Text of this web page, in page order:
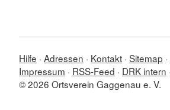
Hilfe Adressen Kontakt Sitemap
Impressum
RSS-Feed
DRK intern
© 2026 Ortsverein Gaggenau e. V.